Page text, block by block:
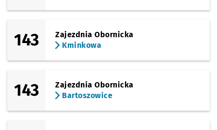
143
Zajezdnia Obornicka
Kminkowa
143
Zajezdnia Obornicka
Bartoszowice